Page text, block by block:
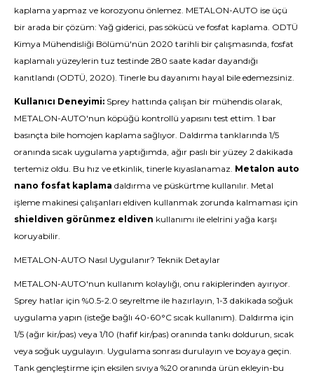
kaplama yapmaz ve korozyonu önlemez. METALON-AUTO ise üçü
bir arada bir çözüm: Yağ giderici, pas sökücü ve fosfat kaplama. ODTÜ
Kimya Mühendisliği Bölümü'nün 2020 tarihli bir çalışmasında, fosfat
kaplamalı yüzeylerin tuz testinde 280 saate kadar dayandığı
kanıtlandı (ODTÜ, 2020). Tinerle bu dayanımı hayal bile edemezsiniz.
Kullanıcı Deneyimi: Sprey hattında çalışan bir mühendis olarak,
METALON-AUTO'nun köpüğü kontrollü yapısını test ettim. 1 bar
basınçta bile homojen kaplama sağlıyor. Daldırma tanklarında 1/5
oranında sıcak uygulama yaptığımda, ağır paslı bir yüzey 2 dakikada
tertemiz oldu. Bu hız ve etkinlik, tinerle kıyaslanamaz. Metalon auto
nano fosfat kaplama daldırma ve püskürtme kullanılır. Metal
işleme makinesi çalışanları eldiven kullanmak zorunda kalmaması için
shieldiven görünmez eldiven kullanımı ile elelrini yağa karşı
koruyabilir.
METALON-AUTO Nasıl Uygulanır? Teknik Detaylar
METALON-AUTO'nun kullanım kolaylığı, onu rakiplerinden ayırıyor.
Sprey hatlar için %0.5-2.0 seyreltme ile hazırlayın, 1-3 dakikada soğuk
uygulama yapın (isteğe bağlı 40-60°C sıcak kullanım). Daldırma için
1/5 (ağır kir/pas) veya 1/10 (hafif kir/pas) oranında tankı doldurun, sıcak
veya soğuk uygulayın. Uygulama sonrası durulayın ve boyaya geçin.
Tank gençleştirme için eksilen sıvıya %20 oranında ürün ekleyin-bu